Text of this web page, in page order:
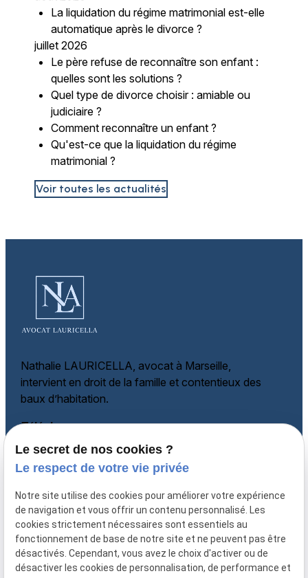
La liquidation du régime matrimonial est-elle
automatique après le divorce ?
juillet 2026
Le père refuse de reconnaître son enfant :
quelles sont les solutions ?
Quel type de divorce choisir : amiable ou
judiciaire ?
Comment reconnaître un enfant ?
Qu'est-ce que la liquidation du régime
matrimonial ?
Voir toutes les actualités
Nathalie LAURICELLA, avocat à Marseille,
intervient en droit de la famille et contentieux des
baux d’habitation.
Téléphone
06 60 87 60 97
Adresse
135 rue Paradis
13006 MARSEILLE
Horaires
Lundi - Vendredi
08:30-12:00, 14:00-18:00
Le secret de nos cookies ?
Le respect de votre vie privée
Notre site utilise des cookies pour améliorer votre expérience
de navigation et vous offrir un contenu personnalisé. Les
cookies strictement nécessaires sont essentiels au
fonctionnement de base de notre site et ne peuvent pas être
désactivés. Cependant, vous avez le choix d'activer ou de
désactiver les cookies de personnalisation, de performance et